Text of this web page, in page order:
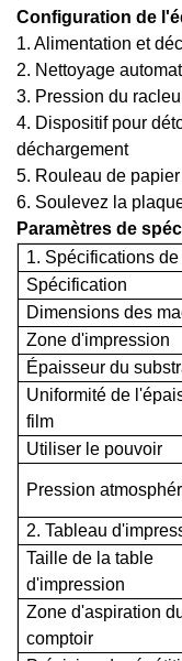
Configuration de
1. Alimentation et
2. Nettoyage
3. Pression du
4. Dispositif pour
déchargement
5. Rouleau de
6. Soulevez la
Paramètres de
1. Spécifications
Spécification
Dimensions des
Zone d'impression
Épaisseur du
Uniformité de
film
Utiliser le pouvoir
Pression
2. Tableau
Taille de la table
d'impression
Zone d'aspiration
comptoir